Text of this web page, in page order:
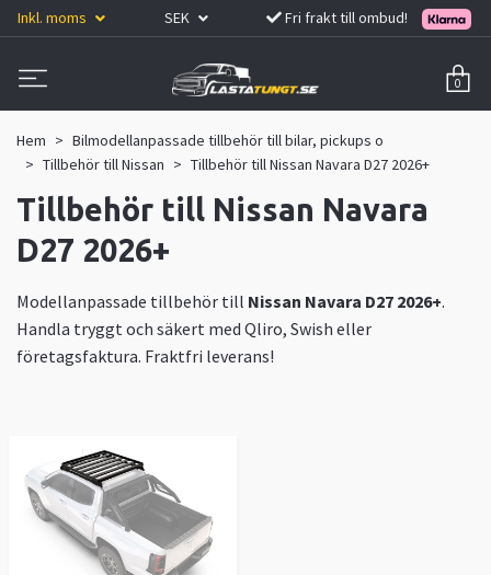
Inkl. moms SEK Fri frakt till ombud!
0
Hem
Bilmodellanpassade tillbehör till bilar, pickups o
Tillbehör till Nissan
Tillbehör till Nissan Navara D27 2026+
Tillbehör till Nissan Navara
D27 2026+
Modellanpassade tillbehör till Nissan Navara D27 2026+.
Handla tryggt och säkert med Qliro, Swish eller
företagsfaktura. Fraktfri leverans!